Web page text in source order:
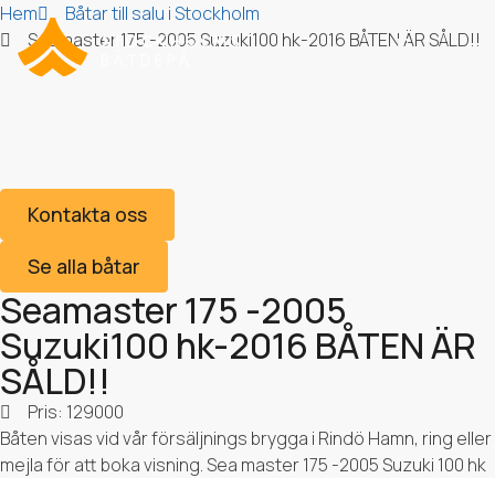
Hem
Båtar till salu i Stockholm
Seamaster 175 -2005 Suzuki100 hk-2016 BÅTEN ÄR SÅLD!!
Seamaster 175 -2005
Kontakta oss
Se alla båtar
Seamaster 175 -2005
Suzuki100 hk-2016 BÅTEN ÄR
SÅLD!!
Pris: 129000
Båten visas vid vår försäljnings brygga i Rindö Hamn, ring eller
mejla för att boka visning. Sea master 175 -2005 Suzuki 100 hk